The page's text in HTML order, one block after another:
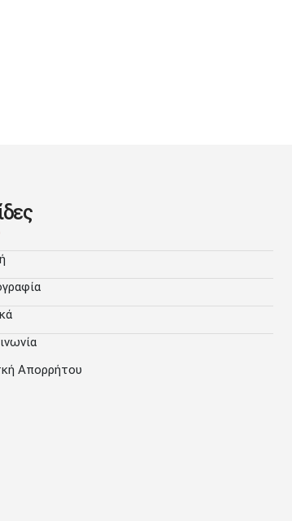
Απορρήτου